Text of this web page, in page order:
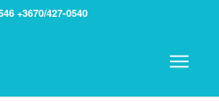
+3670/427-0540